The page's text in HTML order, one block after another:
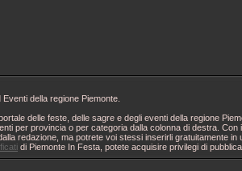
della regione Piemonte.
delle feste, delle sagre e degli eventi della regione
per provincia o per categoria dalla colonna di destra.
redazione, ma potrete voi stessi inserirli gratuitamente
di Piemonte In Festa, potete acquisire privilegi di